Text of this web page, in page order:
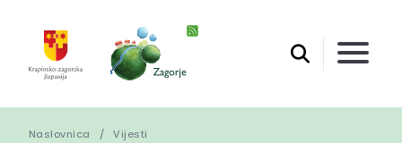
Naslovnica Vijesti